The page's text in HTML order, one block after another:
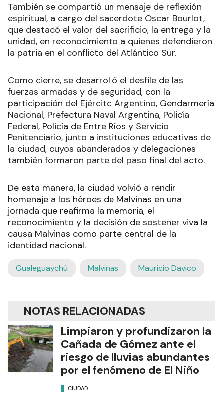
También se compartió un mensaje de reflexión
espiritual, a cargo del sacerdote Oscar Bourlot,
que destacó el valor del sacrificio, la entrega y la
unidad, en reconocimiento a quienes defendieron
la patria en el conflicto del Atlántico Sur.
Como cierre, se desarrolló el desfile de las
fuerzas armadas y de seguridad, con la
participación del Ejército Argentino, Gendarmería
Nacional, Prefectura Naval Argentina, Policía
Federal, Policía de Entre Ríos y Servicio
Penitenciario, junto a instituciones educativas de
la ciudad, cuyos abanderados y delegaciones
también formaron parte del paso final del acto.
De esta manera, la ciudad volvió a rendir
homenaje a los héroes de Malvinas en una
jornada que reafirma la memoria, el
reconocimiento y la decisión de sostener viva la
causa Malvinas como parte central de la
identidad nacional.
Gualeguaychú Malvinas Mauricio Davico
NOTAS RELACIONADAS
Limpiaron y profundizaron la
Cañada de Gómez ante el
riesgo de lluvias abundantes
por el fenómeno de El Niño
CIUDAD